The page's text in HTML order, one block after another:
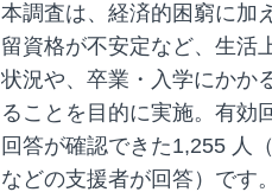
本調査は、経済的困窮に加
留資格が不安定など、生活
状況や、卒業・入学にかか
ることを目的に実施。有効
回答が確認できた1,255 人
などの支援者が回答）です